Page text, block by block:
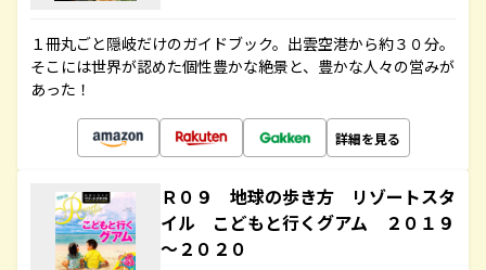
１冊丸ごと隠岐だけのガイドブック。出雲空港から約３０分。
そこには世界が認めた個性豊かな絶景と、豊かな人々の営みが
あった！
詳細を見る
Ｒ０９ 地球の歩き方 リゾートスタ
イル こどもと行くグアム ２０１９
～２０２０